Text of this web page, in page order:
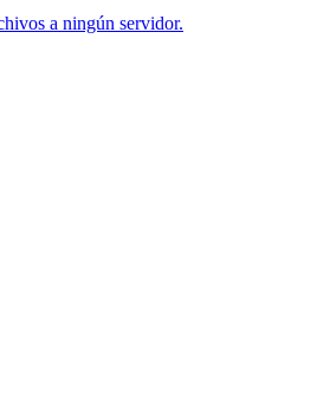
a ningún servidor.